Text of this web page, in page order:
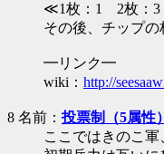
≪1枚：1 2枚：
その後、チップの
━リンク━
wiki： http://
8 名前： 投票制（5属性）
ここではきのこ